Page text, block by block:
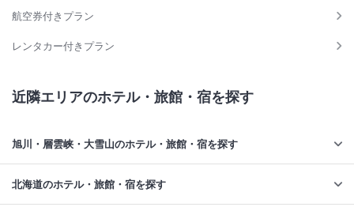
航空券付きプラン
レンタカー付きプラン
近隣エリアのホテル・旅館・宿を探す
旭川・層雲峡・大雪山のホテル・旅館・宿を探す
北海道のホテル・旅館・宿を探す